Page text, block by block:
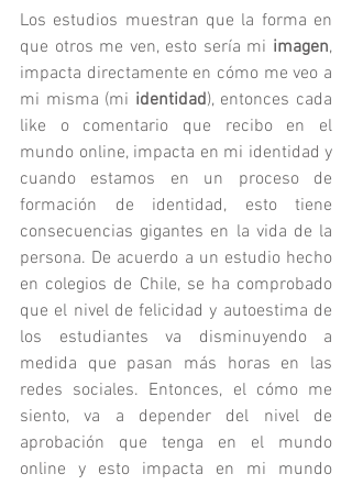
Los estudios muestran que la forma en
que otros me ven, esto sería mi imagen,
impacta directamente en cómo me veo a
mi misma (mi identidad), entonces cada
like o comentario que recibo en el
mundo online, impacta en mi identidad y
cuando estamos en un proceso de
formación de identidad, esto tiene
consecuencias gigantes en la vida de la
persona. De acuerdo a un estudio hecho
en colegios de Chile, se ha comprobado
que el nivel de felicidad y autoestima de
los estudiantes va disminuyendo a
medida que pasan más horas en las
redes sociales. Entonces, el cómo me
siento, va a depender del nivel de
aprobación que tenga en el mundo
online y esto impacta en mi mundo